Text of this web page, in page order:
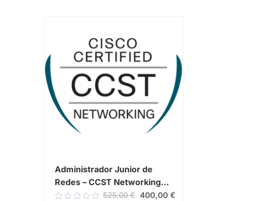
Administrador Junior de
Redes – CCST Networking
Certification
0.00
525,00€ 400,00 €